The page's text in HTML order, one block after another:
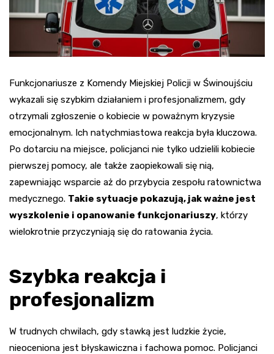
Funkcjonariusze z Komendy Miejskiej Policji w Świnoujściu
wykazali się szybkim działaniem i profesjonalizmem, gdy
otrzymali zgłoszenie o kobiecie w poważnym kryzysie
emocjonalnym. Ich natychmiastowa reakcja była kluczowa.
Po dotarciu na miejsce, policjanci nie tylko udzielili kobiecie
pierwszej pomocy, ale także zaopiekowali się nią,
zapewniając wsparcie aż do przybycia zespołu ratownictwa
medycznego. Takie sytuacje pokazują, jak ważne jest
wyszkolenie i opanowanie funkcjonariuszy, którzy
wielokrotnie przyczyniają się do ratowania życia.
Szybka reakcja i
profesjonalizm
W trudnych chwilach, gdy stawką jest ludzkie życie,
nieoceniona jest błyskawiczna i fachowa pomoc. Policjanci